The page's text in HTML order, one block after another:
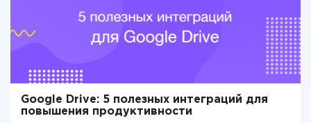
Google Drive: 5 полезных интеграций для
повышения продуктивности